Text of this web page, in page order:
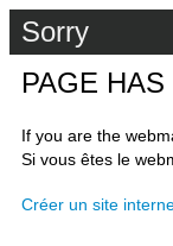
Sorry
PAGE
If you are the
Si vous êtes le
Créer un site